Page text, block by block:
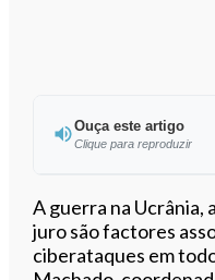
Ouça este artigo
Clique para reproduzir
Ouvir
A guerra na Ucrânia,
juro são factores
ciberataques em